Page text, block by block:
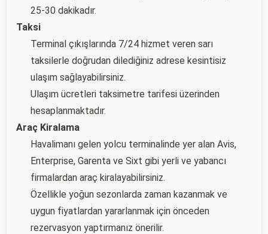
25-30 dakikadır.
Taksi
Terminal çıkışlarında 7/24 hizmet veren sarı
taksilerle doğrudan dilediğiniz adrese kesintisiz
ulaşım sağlayabilirsiniz.
Ulaşım ücretleri taksimetre tarifesi üzerinden
hesaplanmaktadır.
Araç Kiralama
Havalimanı gelen yolcu terminalinde yer alan Avis,
Enterprise, Garenta ve Sixt gibi yerli ve yabancı
firmalardan araç kiralayabilirsiniz.
Özellikle yoğun sezonlarda zaman kazanmak ve
uygun fiyatlardan yararlanmak için önceden
rezervasyon yaptırmanız önerilir.